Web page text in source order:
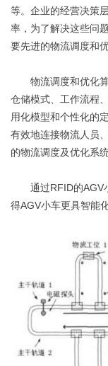
等。企业的经营决策
率，为了解决这些问
要先进的物流调度和
物流调度和优化算
仓储模式、工作流程
用化模型和个性化的
有效地连接物流人员
的物流调度及优化系统
通过RFID的AGV小
得AGV小车更具智能